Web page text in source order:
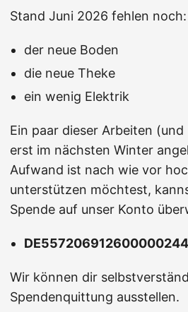
Stand Juni 2026 fehlen noch:
der neue Boden
die neue Theke
ein wenig Elektrik
Ein paar dieser Arbeiten
erst im nächsten Winter
Aufwand ist nach wie vor
unterstützen möchtest,
Spende auf unser Konto
Wir können dir
Spendenquittung ausstellen.